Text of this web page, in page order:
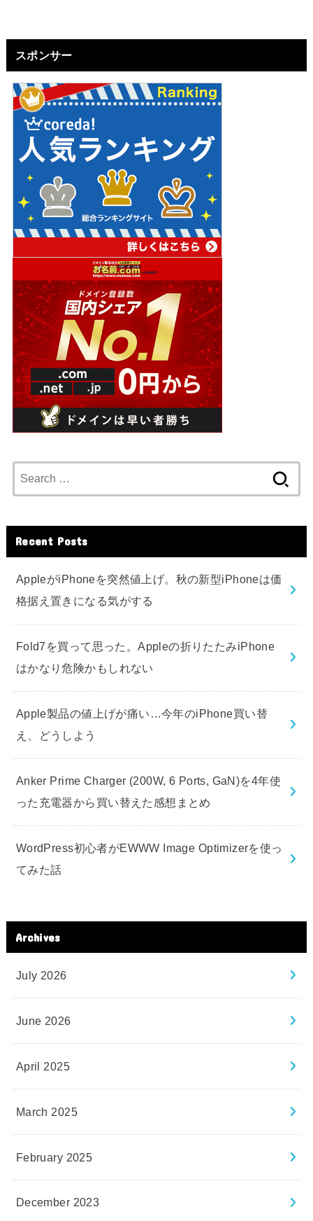
スポンサー
for:
Recent Posts
AppleがiPhoneを突然値上げ。秋の新型iPhoneは価
格据え置きになる気がする
Fold7を買って思った。Appleの折りたたみiPhone
はかなり危険かもしれない
Apple製品の値上げが痛い…今年のiPhone買い替
え、どうしよう
Anker Prime Charger (200W, 6 Ports, GaN)を4年使
った充電器から買い替えた感想まとめ
WordPress初心者がEWWW Image Optimizerを使っ
てみた話
Archives
July 2026
June 2026
April 2025
March 2025
February 2025
December 2023